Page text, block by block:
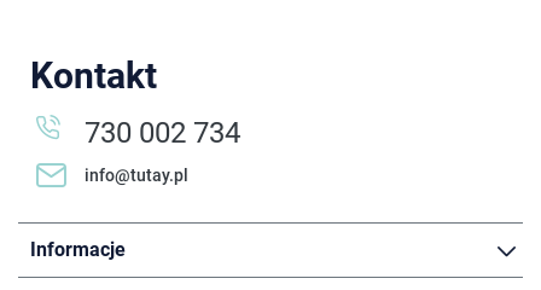
Kontakt
730 002 734
info@tutay.pl
Informacje